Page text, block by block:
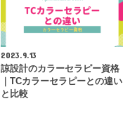
2023.9.13
諒設計のカラーセラピー資格
｜TCカラーセラピーとの違い
と比較